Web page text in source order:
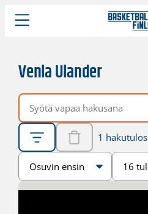
Venla Ulander
Vapaa hakusana
1 hakutulos
Järjestys
Sivukoko